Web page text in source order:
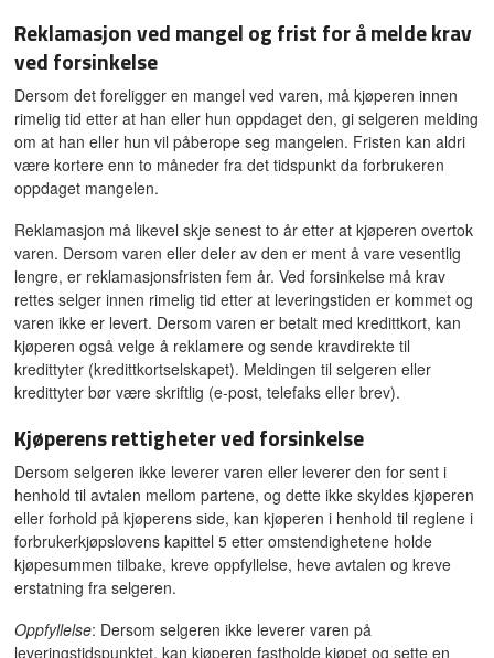
Reklamasjon ved mangel og frist for å melde krav
ved forsinkelse
Dersom det foreligger en mangel ved varen, må kjøperen innen
rimelig tid etter at han eller hun oppdaget den, gi selgeren melding
om at han eller hun vil påberope seg mangelen. Fristen kan aldri
være kortere enn to måneder fra det tidspunkt da forbrukeren
oppdaget mangelen.
Reklamasjon må likevel skje senest to år etter at kjøperen overtok
varen. Dersom varen eller deler av den er ment å vare vesentlig
lengre, er reklamasjonsfristen fem år. Ved forsinkelse må krav
rettes selger innen rimelig tid etter at leveringstiden er kommet og
varen ikke er levert. Dersom varen er betalt med kredittkort, kan
kjøperen også velge å reklamere og sende kravdirekte til
kredittyter (kredittkortselskapet). Meldingen til selgeren eller
kredittyter bør være skriftlig (e-post, telefaks eller brev).
Kjøperens rettigheter ved forsinkelse
Dersom selgeren ikke leverer varen eller leverer den for sent i
henhold til avtalen mellom partene, og dette ikke skyldes kjøperen
eller forhold på kjøperens side, kan kjøperen i henhold til reglene i
forbrukerkjøpslovens kapittel 5 etter omstendighetene holde
kjøpesummen tilbake, kreve oppfyllelse, heve avtalen og kreve
erstatning fra selgeren.
Oppfyllelse: Dersom selgeren ikke leverer varen på
leveringstidspunktet, kan kjøperen fastholde kjøpet og sette en